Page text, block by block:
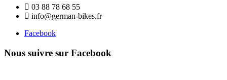
03 88 78 68 55
info@german-bikes.fr
Facebook
Nous suivre sur Facebook